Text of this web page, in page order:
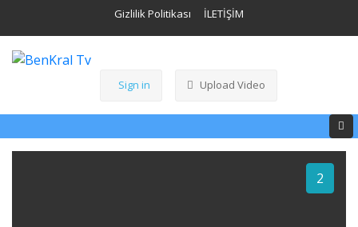
Gizlilik Politikası İLETİŞİM
Sign in Upload Video
2